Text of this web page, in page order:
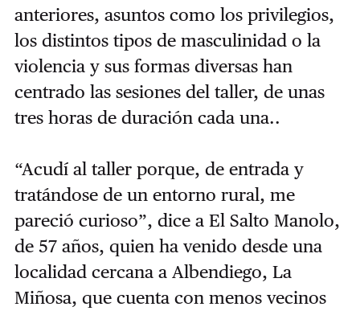
anteriores, asuntos como los privilegios,
los distintos tipos de masculinidad o la
violencia y sus formas diversas han
centrado las sesiones del taller, de unas
tres horas de duración cada una..
“Acudí al taller porque, de entrada y
tratándose de un entorno rural, me
pareció curioso”, dice a El Salto Manolo,
de 57 años, quien ha venido desde una
localidad cercana a Albendiego, La
Miñosa, que cuenta con menos vecinos